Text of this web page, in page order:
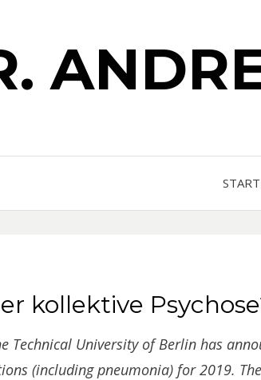
START
kollektive
Technical University of Berlin has
(including pneumonia) for 2019.